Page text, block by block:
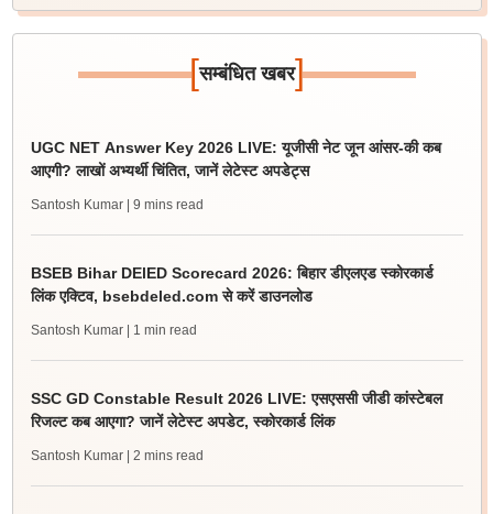
[सम्बंधित खबर]
UGC NET Answer Key 2026 LIVE: यूजीसी नेट जून आंसर-की कब
आएगी? लाखों अभ्यर्थी चिंतित, जानें लेटेस्ट अपडेट्स
Santosh Kumar | 9 mins read
BSEB Bihar DElED Scorecard 2026: बिहार डीएलएड स्कोरकार्ड
लिंक एक्टिव, bsebdeled.com से करें डाउनलोड
Santosh Kumar | 1 min read
SSC GD Constable Result 2026 LIVE: एसएससी जीडी कांस्टेबल
रिजल्ट कब आएगा? जानें लेटेस्ट अपडेट, स्कोरकार्ड लिंक
Santosh Kumar | 2 mins read